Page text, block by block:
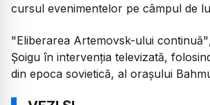
cursul evenimentelor pe câmpul de
"Eliberarea Artemovsk-ului continuă"
Şoigu în intervenţia televizată,
din epoca sovietică, al oraşului